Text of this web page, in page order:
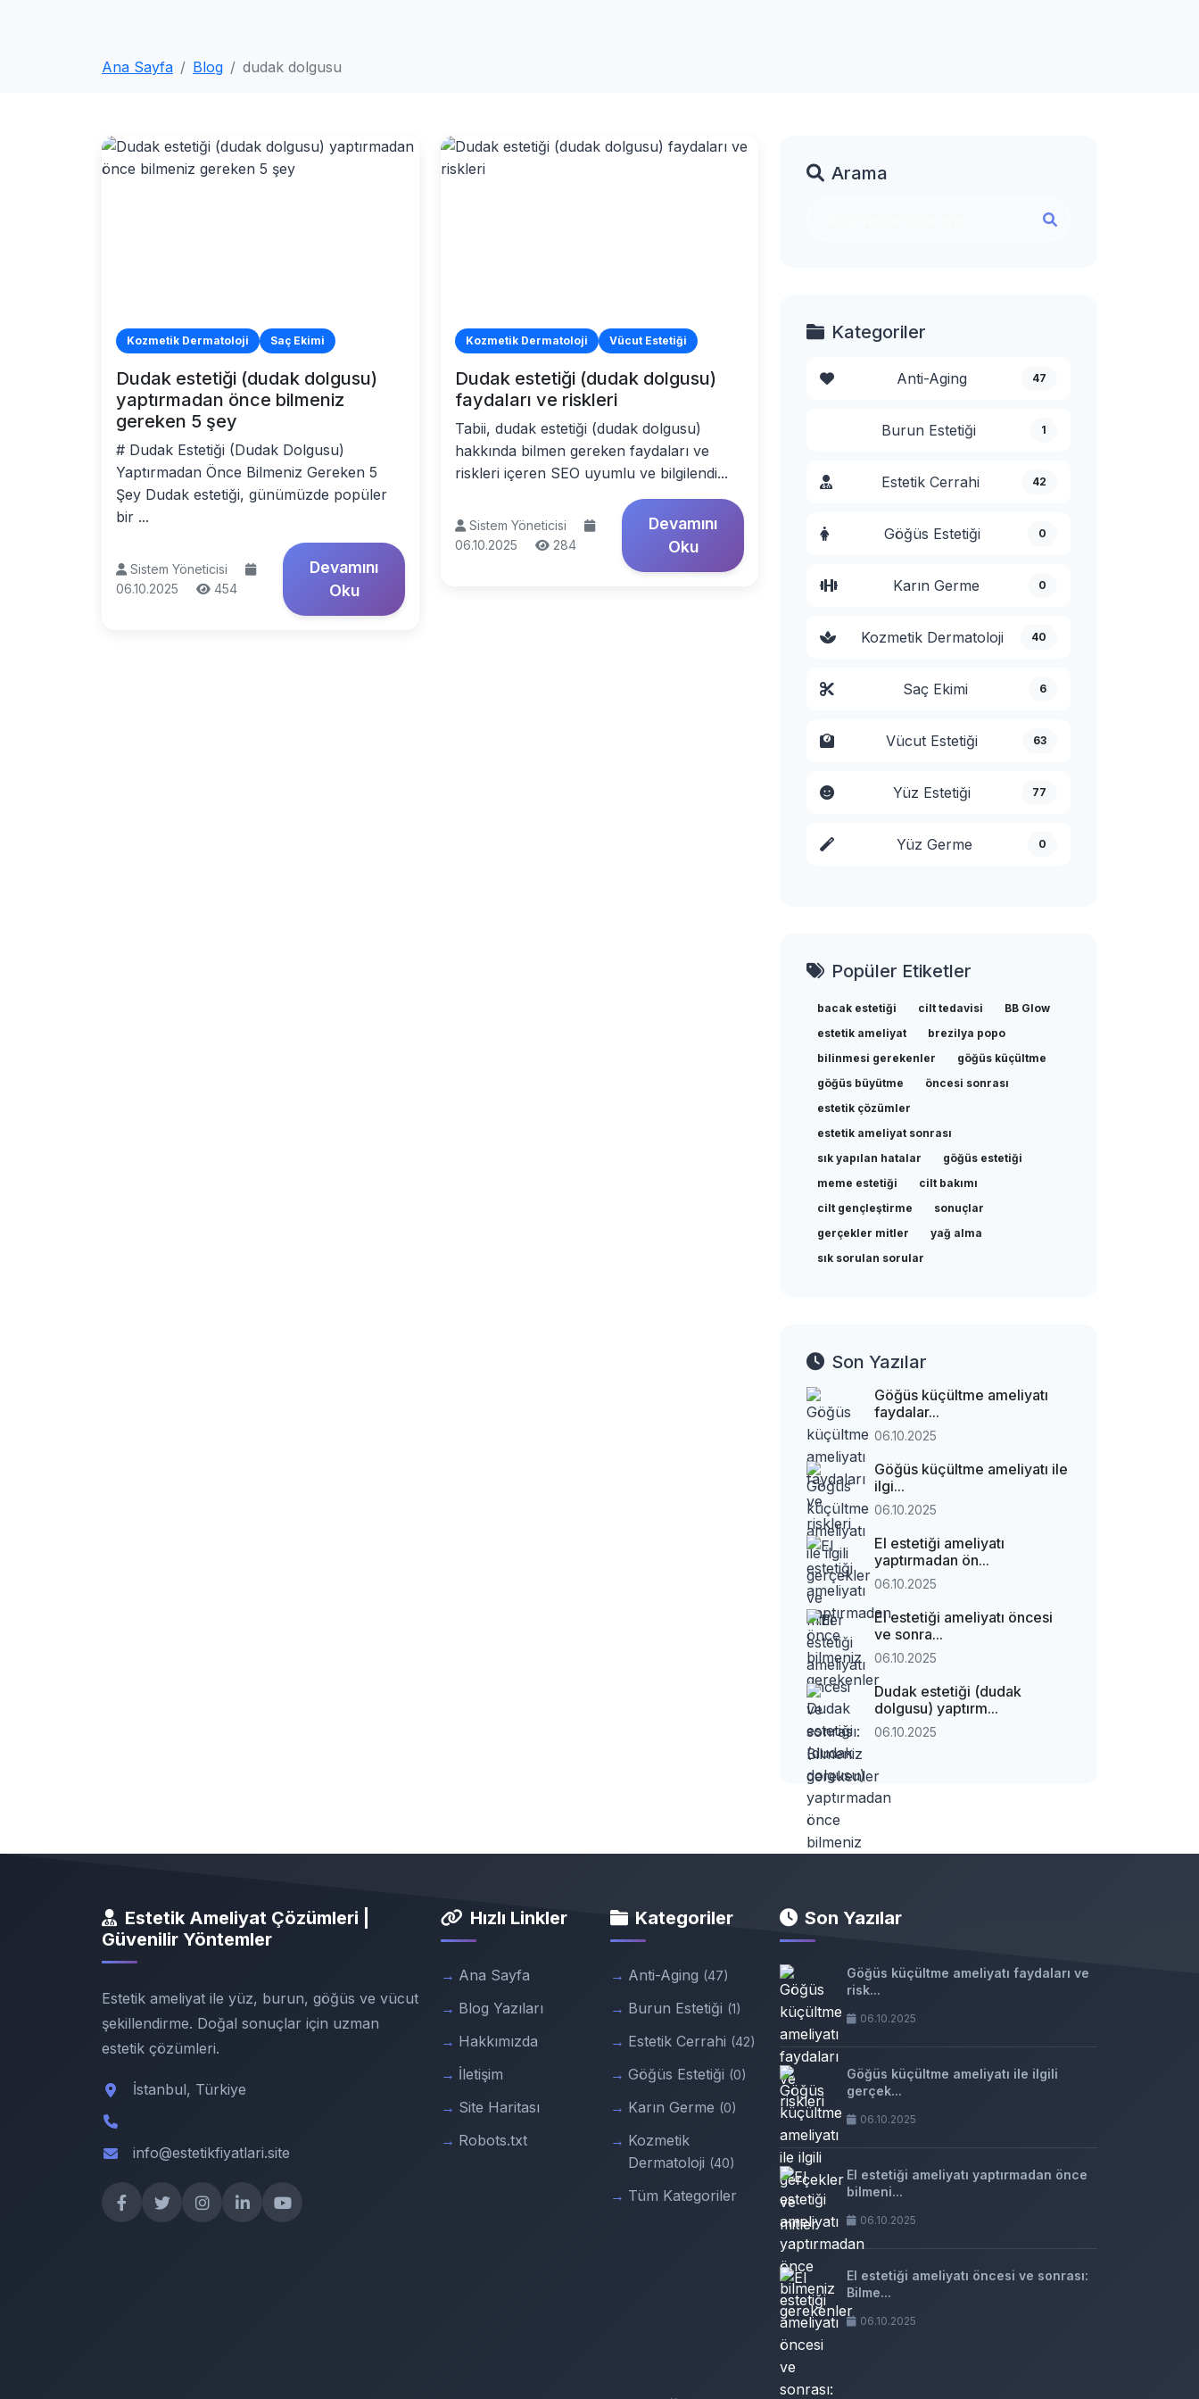
Ana Sayfa Blog dudak dolgusu
Kozmetik Dermatoloji Saç Ekimi
Dudak estetiği (dudak dolgusu)
yaptırmadan önce bilmeniz
gereken 5 şey
# Dudak Estetiği (Dudak Dolgusu)
Yaptırmadan Önce Bilmeniz Gereken 5
Şey Dudak estetiği, günümüzde popüler
bir ...
Sistem Yöneticisi
06.10.2025
454
Devamını
Oku
Kozmetik Dermatoloji Vücut Estetiği
Dudak estetiği (dudak dolgusu)
faydaları ve riskleri
Tabii, dudak estetiği (dudak dolgusu)
hakkında bilmen gereken faydaları ve
riskleri içeren SEO uyumlu ve bilgilendi...
Sistem Yöneticisi
06.10.2025
284
Devamını
Oku
Arama
Kategoriler
Anti-Aging 47
Burun Estetiği 1
Estetik Cerrahi 42
Göğüs Estetiği 0
Karın Germe 0
Kozmetik Dermatoloji 40
Saç Ekimi 6
Vücut Estetiği 63
Yüz Estetiği 77
Yüz Germe 0
Popüler Etiketler
bacak estetiği cilt tedavisi
BB Glow
estetik ameliyat
brezilya popo
bilinmesi gerekenler
göğüs küçültme
göğüs büyütme
öncesi sonrası
estetik çözümler
estetik ameliyat sonrası
sık yapılan hatalar
göğüs estetiği
meme estetiği
cilt bakımı
cilt gençleştirme
sonuçlar
gerçekler mitler
yağ alma
sık sorulan sorular
Son Yazılar
Göğüs küçültme ameliyatı
faydalar...
06.10.2025
Göğüs küçültme ameliyatı ile
ilgi...
06.10.2025
El estetiği ameliyatı
yaptırmadan ön...
06.10.2025
El estetiği ameliyatı öncesi
ve sonra...
06.10.2025
Dudak estetiği (dudak
dolgusu) yaptırm...
06.10.2025
Estetik Ameliyat Çözümleri |
Güvenilir Yöntemler
Estetik ameliyat ile yüz, burun, göğüs ve vücut
şekillendirme. Doğal sonuçlar için uzman
estetik çözümleri.
İstanbul, Türkiye
info@estetikfiyatlari.site
Hızlı Linkler
Ana Sayfa
Blog Yazıları
Hakkımızda
İletişim
Site Haritası
Robots.txt
Kategoriler
Anti-Aging (47)
Burun Estetiği (1)
Estetik Cerrahi (42)
Göğüs Estetiği (0)
Karın Germe (0)
Kozmetik
Dermatoloji (40)
Tüm Kategoriler
Son Yazılar
Göğüs küçültme ameliyatı faydaları ve
risk...
06.10.2025
Göğüs küçültme ameliyatı ile ilgili
gerçek...
06.10.2025
El estetiği ameliyatı yaptırmadan önce
bilmeni...
06.10.2025
El estetiği ameliyatı öncesi ve sonrası:
Bilme...
06.10.2025